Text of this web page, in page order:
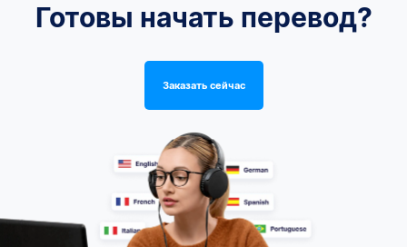
Готовы начать перевод?
Заказать сейчас